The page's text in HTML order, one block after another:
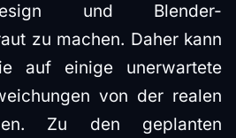
Design und Blender-
zu machen. Daher kann
auf einige unerwartete
von der realen
Zu den geplanten